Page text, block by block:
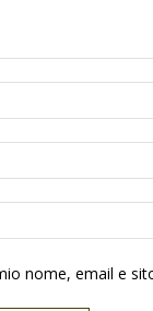
nome, email e